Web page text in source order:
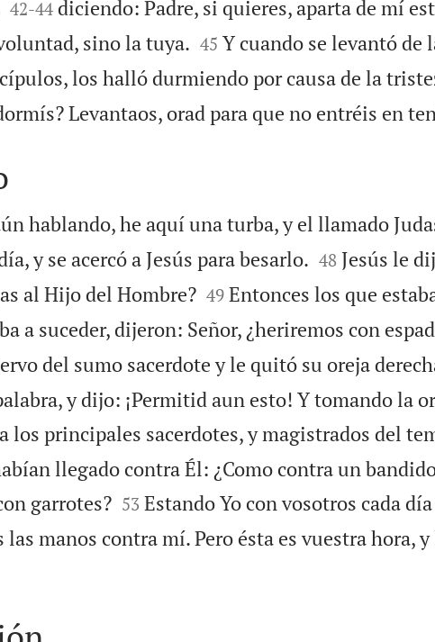


42-44 diciendo: Padre, si quieres, aparta de mí
sino la tuya.
45 Y cuando se levantó de
los halló durmiendo por causa de la
Levantaos, orad para que no entréis en
hablando, he aquí una turba, y el llamado
y se acercó a Jesús para besarlo.
48 Jesús le
al Hijo del Hombre?
49 Entonces los que
a suceder, dijeron: Señor, ¿heriremos con
del sumo sacerdote y le quitó su oreja
y dijo: ¡Permitid aun esto! Y tomando la
los principales sacerdotes, y magistrados del
llegado contra Él: ¿Como contra un
garrotes?
53 Estando Yo con vosotros cada
manos contra mí. Pero ésta es vuestra hora,